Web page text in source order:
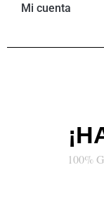
Mi cuenta
100%